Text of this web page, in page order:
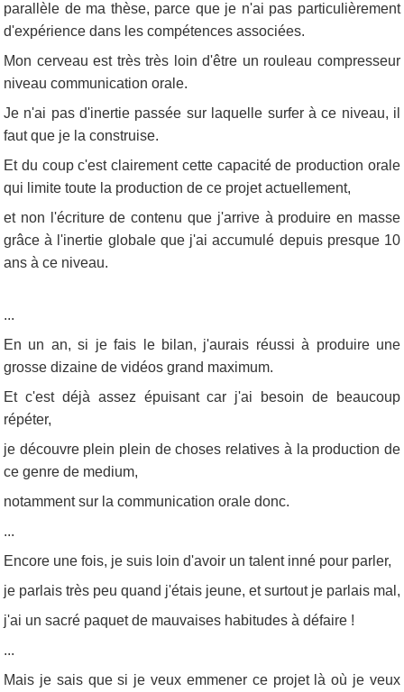
parallèle de ma thèse, parce que je n'ai pas particulièrement
d'expérience dans les compétences associées.
Mon cerveau est très très loin d'être un rouleau compresseur
niveau communication orale.
Je n'ai pas d'inertie passée sur laquelle surfer à ce niveau, il
faut que je la construise.
Et du coup c'est clairement cette capacité de production orale
qui limite toute la production de ce projet actuellement,
et non l'écriture de contenu que j'arrive à produire en masse
grâce à l'inertie globale que j'ai accumulé depuis presque 10
ans à ce niveau.
...
En un an, si je fais le bilan, j'aurais réussi à produire une
grosse dizaine de vidéos grand maximum.
Et c'est déjà assez épuisant car j'ai besoin de beaucoup
répéter,
je découvre plein plein de choses relatives à la production de
ce genre de medium,
notamment sur la communication orale donc.
...
Encore une fois, je suis loin d'avoir un talent inné pour parler,
je parlais très peu quand j'étais jeune, et surtout je parlais mal,
j'ai un sacré paquet de mauvaises habitudes à défaire !
...
Mais je sais que si je veux emmener ce projet là où je veux